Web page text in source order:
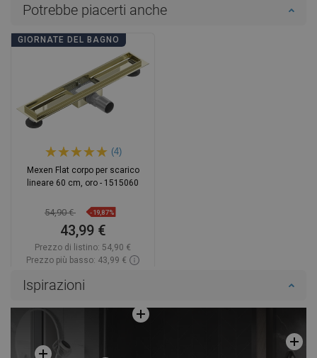
Potrebbe piacerti anche
GIORNATE DEL BAGNO
(4)
Mexen Flat corpo per scarico
lineare 60 cm, oro - 1515060
54,90 € -19,87%
43,99 €
Prezzo di listino: 54,90 €
Prezzo più basso: 43,99 €
Confrontare
Ispirazioni